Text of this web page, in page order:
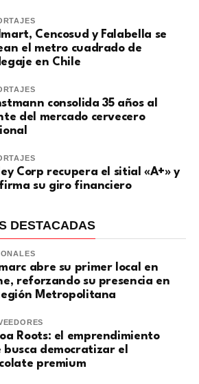
Cencosud y Falabella se
el metro cuadrado de
en Chile
consolida 35 años al
del mercado cervecero
Corp recupera el sitial «A+» y
su giro financiero
DESTACADAS
abre su primer local en
reforzando su presencia en
Metropolitana
Roots: el emprendimiento
busca democratizar el
premium